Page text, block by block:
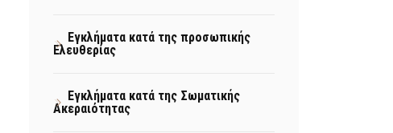
Εγκλήματα κατά της προσωπικής
Ελευθερίας
Εγκλήματα κατά της Σωματικής
Ακεραιότητας